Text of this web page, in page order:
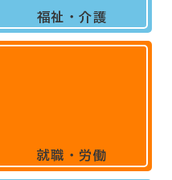
福祉・介護
就職・労働